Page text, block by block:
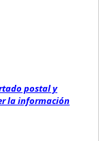
postal y
la información